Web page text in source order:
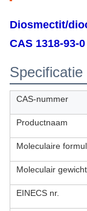
Diosmectit/
CAS 1318-93-0
Specificatie
CAS-nummer
Productnaam
Moleculaire
Moleculair gewicht
EINECS nr.